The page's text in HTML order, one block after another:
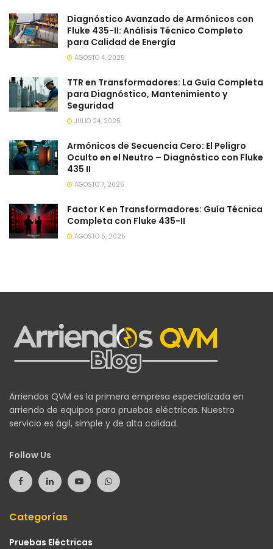
Diagnóstico Avanzado de Armónicos con
Fluke 435-II: Análisis Técnico Completo
para Calidad de Energía
AGOSTO 4, 2025
TTR en Transformadores: La Guía Completa
para Diagnóstico, Mantenimiento y
Seguridad
JULIO 24, 2025
Armónicos de Secuencia Cero: El Peligro
Oculto en el Neutro – Diagnóstico con Fluke
435 II
AGOSTO 7, 2025
Factor K en Transformadores: Guía Técnica
Completa con Fluke 435-II
AGOSTO 5, 2025
Arriendos QVM es la primera empresa especializada en
arriendo de equipos para pruebas eléctricas. Nuestro
servicio es ágil, simple y de alta calidad.
Follow Us
Categorías
Pruebas Eléctricas